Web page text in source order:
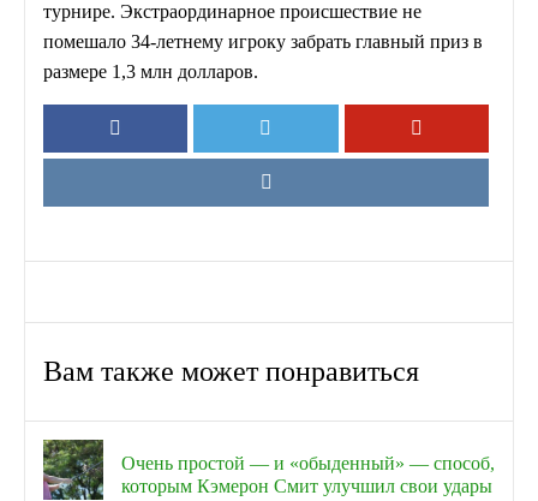
турнире. Экстраординарное происшествие не
помешало 34-летнему игроку забрать главный приз в
размере 1,3 млн долларов.
Вам также может понравиться
Очень простой — и «обыденный» — способ,
которым Кэмерон Смит улучшил свои удары